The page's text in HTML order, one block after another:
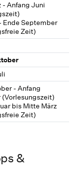
- Anfang Juni
Ende September
Zeit)
- Anfang
(Vorlesungszeit)
bis Mitte März
Zeit)
&